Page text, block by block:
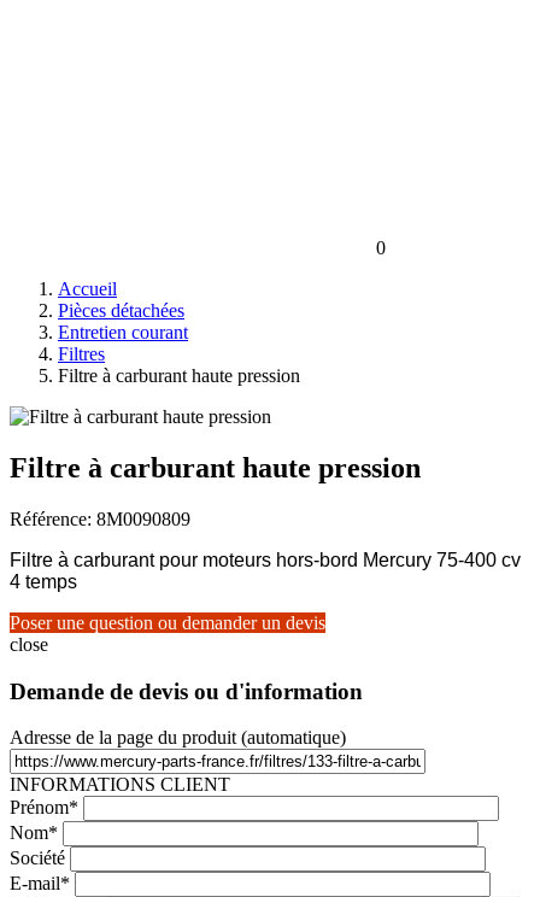
0
Accueil
Pièces détachées
Entretien courant
Filtres
Filtre à carburant haute pression
Filtre à carburant haute pression
Référence: 8M0090809
Filtre à carburant pour moteurs hors-bord Mercury 75-400 cv
4 temps
Poser une question ou demander un devis
close
Demande de devis ou d'information
Adresse de la page du produit (automatique)
INFORMATIONS CLIENT
Prénom*
Nom*
Société
E-mail*